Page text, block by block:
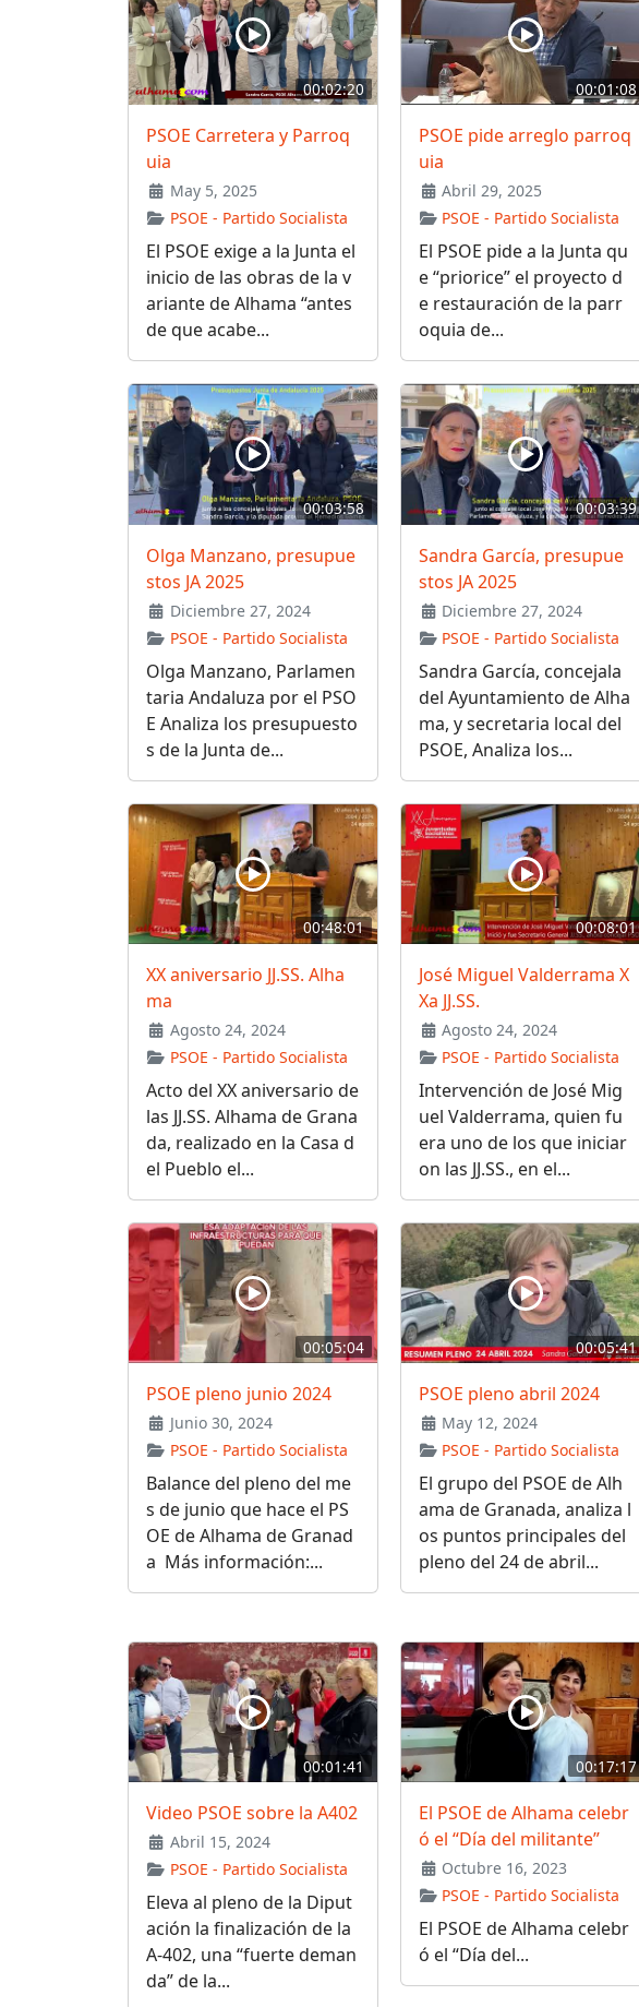
00:02:20
PSOE Carretera y Parroq
uia
May 5, 2025
PSOE - Partido Socialista
El PSOE exige a la Junta el
inicio de las obras de la v
ariante de Alhama “antes
de que acabe...
00:01:08
PSOE pide arreglo parroq
uia
Abril 29, 2025
PSOE - Partido Socialista
El PSOE pide a la Junta qu
e “priorice” el proyecto d
e restauración de la parr
oquia de...
00:03:58
Olga Manzano, presupue
stos JA 2025
Diciembre 27, 2024
PSOE - Partido Socialista
Olga Manzano, Parlamen
taria Andaluza por el PSO
E Analiza los presupuesto
s de la Junta de...
00:03:39
Sandra García, presupue
stos JA 2025
Diciembre 27, 2024
PSOE - Partido Socialista
Sandra García, concejala
del Ayuntamiento de Alha
ma, y secretaria local del
PSOE, Analiza los...
00:48:01
XX aniversario JJ.SS. Alha
ma
Agosto 24, 2024
PSOE - Partido Socialista
Acto del XX aniversario de
las JJ.SS. Alhama de Grana
da, realizado en la Casa d
el Pueblo el...
00:08:01
José Miguel Valderrama X
Xa JJ.SS.
Agosto 24, 2024
PSOE - Partido Socialista
Intervención de José Mig
uel Valderrama, quien fu
era uno de los que iniciar
on las JJ.SS., en el...
00:05:04
PSOE pleno junio 2024
Junio 30, 2024
PSOE - Partido Socialista
Balance del pleno del me
s de junio que hace el PS
OE de Alhama de Granad
a Más información:...
00:05:41
PSOE pleno abril 2024
May 12, 2024
PSOE - Partido Socialista
El grupo del PSOE de Alh
ama de Granada, analiza l
os puntos principales del
pleno del 24 de abril...
00:01:41
Video PSOE sobre la A402
Abril 15, 2024
PSOE - Partido Socialista
Eleva al pleno de la Diput
ación la finalización de la
A-402, una “fuerte deman
da” de la...
00:17:17
El PSOE de Alhama celebr
ó el “Día del militante”
Octubre 16, 2023
PSOE - Partido Socialista
El PSOE de Alhama celebr
ó el “Día del...